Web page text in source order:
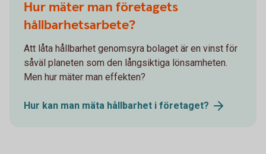
Hur mäter man företagets
hållbarhetsarbete?
Att låta hållbarhet genomsyra bolaget är en vinst för
såväl planeten som den långsiktiga lönsamheten.
Men hur mäter man effekten?
Hur kan man mäta hållbarhet i företaget?